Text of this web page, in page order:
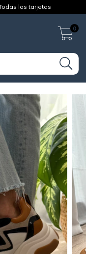
las tarjetas
0